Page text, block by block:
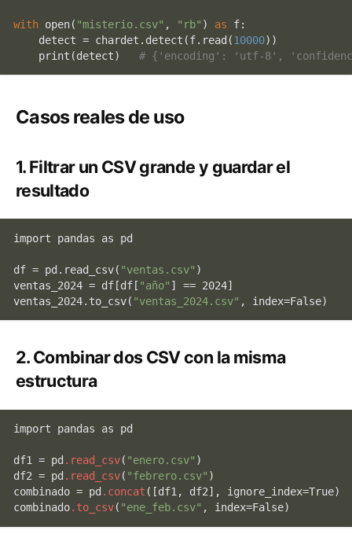
with open( "misterio.csv" , "rb" ) as f:
    detect = chardet.detect(f.read(
10000))
print (detect) # {'encoding': 'utf-8',
Casos reales de uso
1. Filtrar un CSV grande y guardar el
resultado
import pandas as pd
df = pd.read_csv( "ventas.csv" )
ventas_2024 = df [df [ "año" ] == 2024]
ventas_2024.to_csv( "ventas_2024.csv"
2. Combinar dos CSV con la misma
estructura
import pandas as pd
df1 = pd .read_csv( "enero.csv" )
df2 = pd .read_csv( "febrero.csv" )
combinado = pd .concat ( [df1, df2] , ignore_index=True)
combinado.to_csv( "ene_feb.csv"